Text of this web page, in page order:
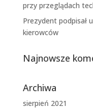
przy przeglądach
Prezydent podpisał
kierowców
Najnowsze
Archiwa
sierpień 2021